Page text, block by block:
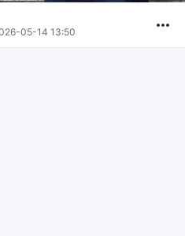
05-14 13:50